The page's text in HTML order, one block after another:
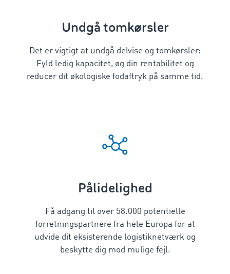
Undgå tomkørsler
Det er vigtigt at undgå delvise og tomkørsler:
Fyld ledig kapacitet, øg din rentabilitet og
reducer dit økologiske fodaftryk på samme tid.
Pålidelighed
Få adgang til over 58.000 potentielle
forretningspartnere fra hele Europa for at
udvide dit eksisterende logistiknetværk og
beskytte dig mod mulige fejl.